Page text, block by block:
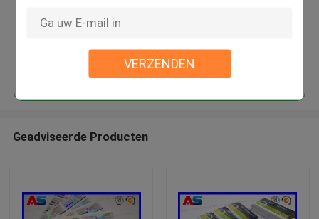
VERZENDEN
Waterdichte Medische
Doorgaan
Geadviseerde Producten